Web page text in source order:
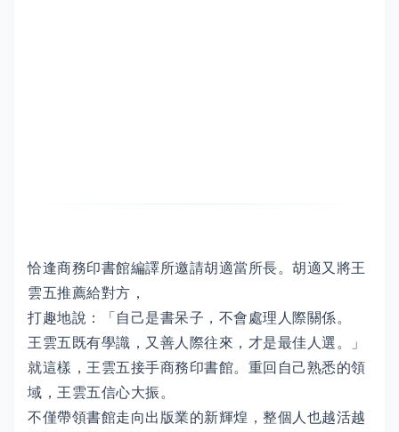
恰逢商務印書館編譯所邀請胡適當所長。胡適又將王
雲五推薦給對方，
打趣地說：「自己是書呆子，不會處理人際關係。
王雲五既有學識，又善人際往來，才是最佳人選。」
就這樣，王雲五接手商務印書館。重回自己熟悉的領
域，王雲五信心大振。
不僅帶領書館走向出版業的新輝煌，整個人也越活越